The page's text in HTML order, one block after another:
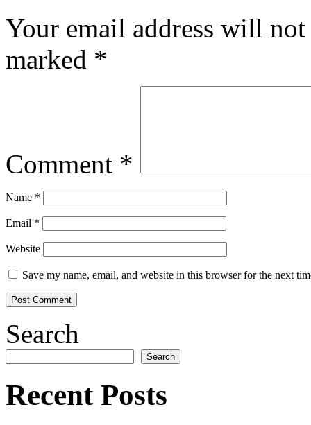
Your email address will
marked *
Comment *
Name *
Email *
Website
Save my name, email, and website in this browser for the next
Search
Search
Recent Posts